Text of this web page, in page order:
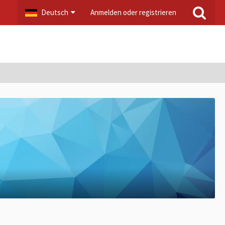
Deutsch Anmelden oder registrieren